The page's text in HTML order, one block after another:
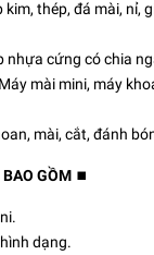
thép, đá mài, nỉ,
nhựa cứng có chia
mài mini, máy
mài, cắt, đánh
GỒM ⏹️
dạng.